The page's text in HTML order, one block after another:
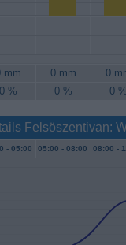
mm 0 mm
0
0 % 0 % 0
Felsöszentivan:
- 05:00 05:00 - 08:00 08:00 -